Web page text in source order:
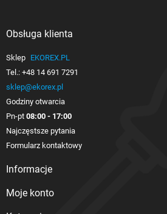
Obsługa klienta
Sklep EKOREX.PL
Tel.: +48 14 691 7291
sklep@ekorex.pl
Godziny otwarcia
Pn-pt 08:00 - 17:00
Najczęstsze pytania
Formularz kontaktowy
Informacje
Moje konto